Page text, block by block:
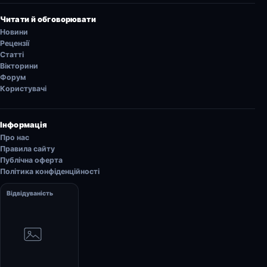
Читати й обговорювати
Новини
Рецензії
Статті
Вікторини
Форум
Користувачі
Інформація
Про нас
Правила сайту
Публічна оферта
Політика конфіденційності
Відвідуваність